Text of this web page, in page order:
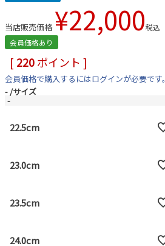
当店販売価格 ¥22,000税込
会員価格あり
[ 220ポイント ]
会員価格で購入するにはログインが必要です。
- サイズ
-
22.5cm
23.0cm
23.5cm
24.0cm